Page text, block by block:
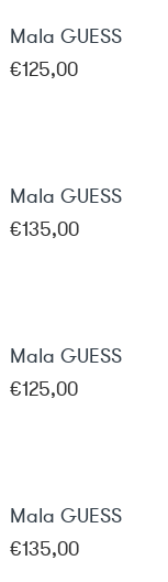
Mala GUESS
€125,00
Mala GUESS
€135,00
Mala GUESS
€125,00
Mala GUESS
€135,00